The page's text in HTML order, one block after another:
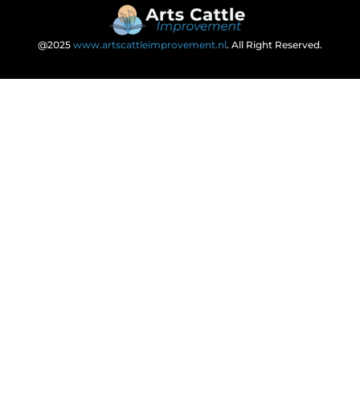
@2025 www.artscattleimprovement.nl. All Right Reserved.